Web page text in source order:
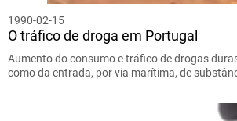
1990-02-15
O tráfico de droga em Portugal
Aumento do consumo e tráfico de drogas
como da entrada, por via marítima, de